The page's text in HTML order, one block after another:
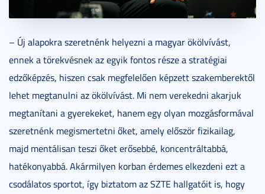
– Új alapokra szeretnénk helyezni a magyar ökölvívást,
ennek a törekvésnek az egyik fontos része a stratégiai
edzőképzés, hiszen csak megfelelően képzett szakemberektől
lehet megtanulni az ökölvívást. Mi nem verekedni akarjuk
megtanítani a gyerekeket, hanem egy olyan mozgásformával
szeretnénk megismertetni őket, amely először fizikailag,
majd mentálisan teszi őket erősebbé, koncentráltabbá,
hatékonyabbá. Akármilyen korban érdemes elkezdeni ezt a
csodálatos sportot, így biztatom az SZTE hallgatóit is, hogy